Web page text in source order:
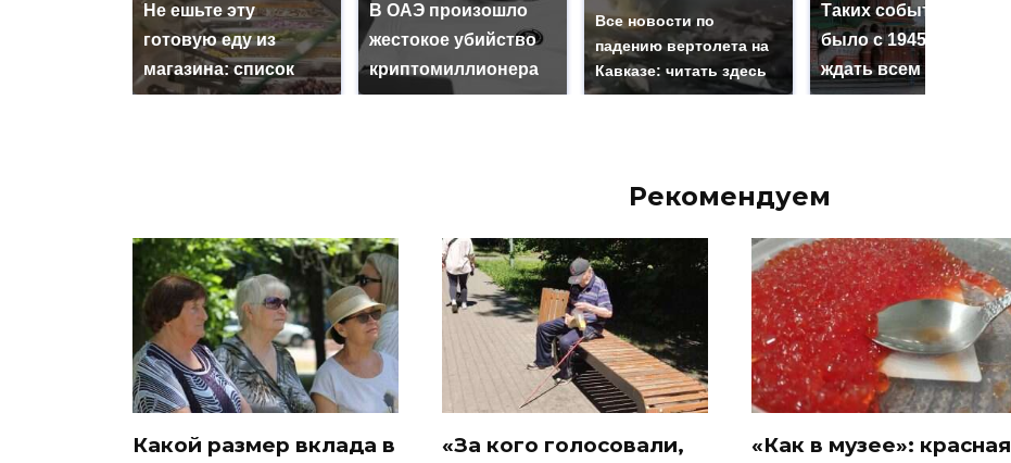
Не ешьте эту
готовую еду из
магазина: список
В ОАЭ произошло
жестокое убийство
криптомиллионера
Все новости по
падению вертолета на
Кавказе: читать здесь
Таких событий не
было с 1945: чего
ждать всем нам?
Рекомендуем
Какой размер вклада в
«За кого голосовали,
«Как в музее»: красная